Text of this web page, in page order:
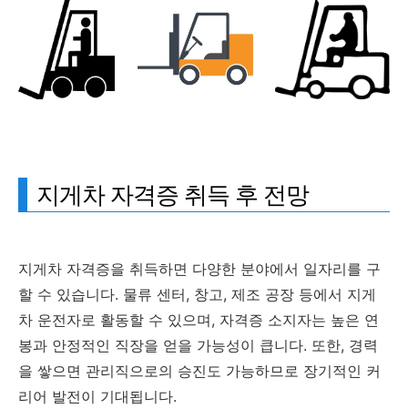
지게차 자격증 취득 후 전망
지게차 자격증을 취득하면 다양한 분야에서 일자리를 구
할 수 있습니다. 물류 센터, 창고, 제조 공장 등에서 지게
차 운전자로 활동할 수 있으며, 자격증 소지자는 높은 연
봉과 안정적인 직장을 얻을 가능성이 큽니다. 또한, 경력
을 쌓으면 관리직으로의 승진도 가능하므로 장기적인 커
리어 발전이 기대됩니다.